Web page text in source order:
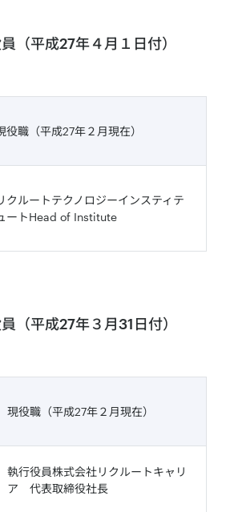
（平成27年４月１日付）
役職（平成27年２月現在）
クルートテクノロジーインスティテ
ートHead of Institute
（平成27年３月31日付）
現役職（平成27年２月現在）
執行役員株式会社リクルートキャリ
ア 代表取締役社長